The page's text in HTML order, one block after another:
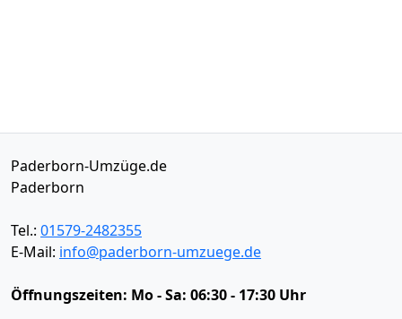
Paderborn-Umzüge.de
Paderborn
Tel.: 01579-2482355
E-Mail: info@paderborn-umzuege.de
Öffnungszeiten: Mo - Sa: 06:30 - 17:30 Uhr